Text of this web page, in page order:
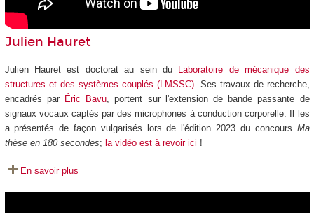
Julien Hauret
Julien Hauret est doctorat au sein du
Laboratoire de mécanique des
structures et des systèmes couplés (LMSSC). Ses travaux de recherche,
encadrés par Éric Bavu , portent sur l'extension de bande passante de
signaux vocaux captés par des microphones à conduction corporelle. Il les
a présentés de façon vulgarisés lors de l'édition 2023 du concours Ma
thèse en 180 secondes; la vidéo est à revoir ici !
En savoir plus